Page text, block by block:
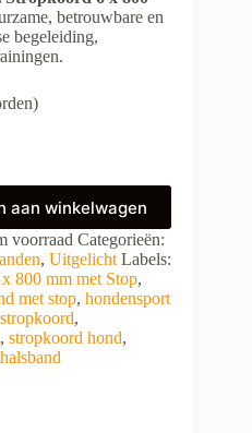
betrouwbare en
begeleiding,
aan winkelwagen
voorraad Categorieën:
, Uitgelicht Labels:
800 mm met Stop,
met stop, hondensport
,
, stropkoord hond,